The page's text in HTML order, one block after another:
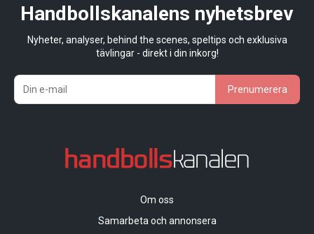
Handbollskanalens nyhetsbrev
Nyheter, analyser, behind the scenes, speltips och exklusiva
tävlingar - direkt i din inkorg!
Prenumerera
Om oss
Samarbeta och annonsera